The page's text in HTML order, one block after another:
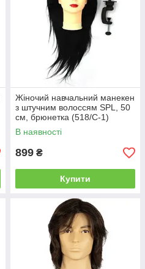
Жіночий навчальний манекен
з штучним волоссям SPL, 50
см, брюнетка (518/C-1)
В наявності
899 ₴
Купити